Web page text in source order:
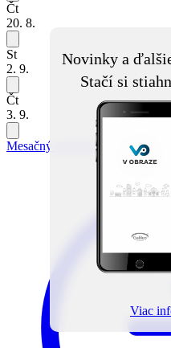
Novinky a
Stačí si
Viac
Čt
20. 8.
St
2. 9.
Čt
3. 9.
Mesačný prehľad